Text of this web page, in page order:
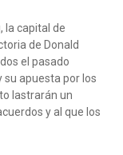
la capital de
de Donald
el pasado
su apuesta por los
lastrarán un
y al que los